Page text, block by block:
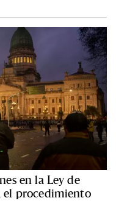
en la Ley de
el procedimiento